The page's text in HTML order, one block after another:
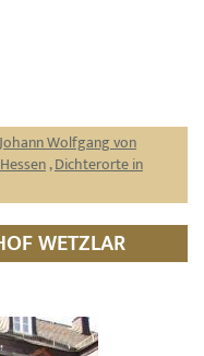
Johann Wolfgang von
,Dichterorte in
WETZLAR